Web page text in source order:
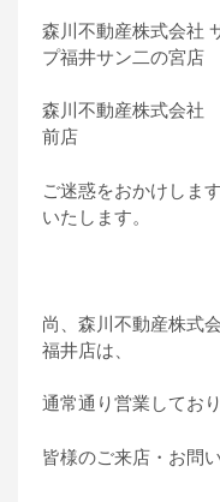
森川不動産株式会
プ福井サン二の宮店
森川不動産株式会
前店
ご迷惑をおかけしま
いたします。
尚、森川不動産株
福井店は、
通常通り営業してお
皆様のご来店・お問